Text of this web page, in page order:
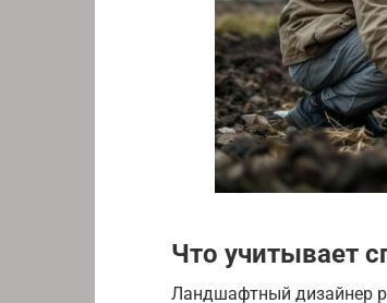
Что учитывает
Ландшафтный дизайнер